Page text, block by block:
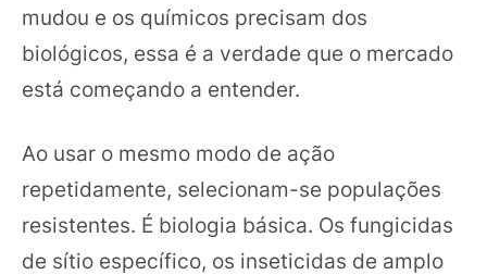
mudou e os químicos precisam dos
biológicos, essa é a verdade que o mercado
está começando a entender.
Ao usar o mesmo modo de ação
repetidamente, selecionam-se populações
resistentes. É biologia básica. Os fungicidas
de sítio específico, os inseticidas de amplo